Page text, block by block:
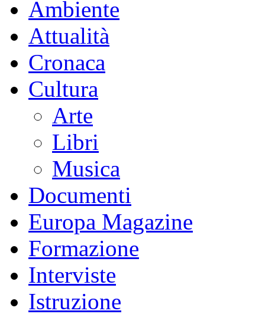
Ambiente
Attualità
Cronaca
Cultura
Arte
Libri
Musica
Documenti
Europa Magazine
Formazione
Interviste
Istruzione